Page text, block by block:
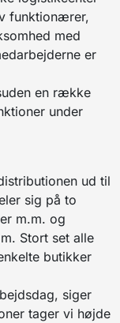
funktionærer,
med
er
en række
under
ud til
sig på to
m.m. og
Stort set alle
butikker
siger
tager vi højde